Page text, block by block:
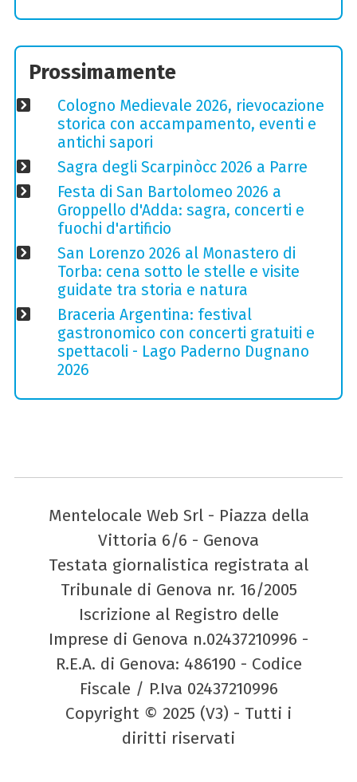
Prossimamente
Cologno Medievale 2026, rievocazione
storica con accampamento, eventi e
antichi sapori
Sagra degli Scarpinòcc 2026 a Parre
Festa di San Bartolomeo 2026 a
Groppello d'Adda: sagra, concerti e
fuochi d'artificio
San Lorenzo 2026 al Monastero di
Torba: cena sotto le stelle e visite
guidate tra storia e natura
Braceria Argentina: festival
gastronomico con concerti gratuiti e
spettacoli - Lago Paderno Dugnano
2026
Mentelocale Web Srl - Piazza della
Vittoria 6/6 - Genova
Testata giornalistica registrata al
Tribunale di Genova nr. 16/2005
Iscrizione al Registro delle
Imprese di Genova n.02437210996 -
R.E.A. di Genova: 486190 - Codice
Fiscale / P.Iva 02437210996
Copyright © 2025 (V3) - Tutti i
diritti riservati